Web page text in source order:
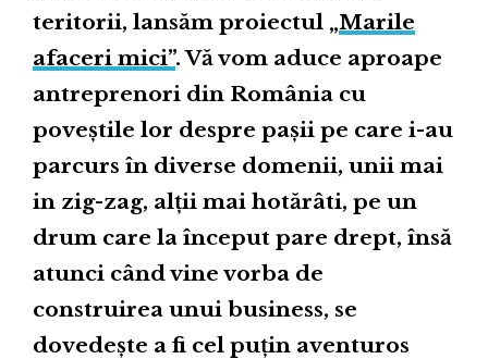
teritorii, lansăm proiectul „Marile
afaceri mici”. Vă vom aduce aproape
antreprenori din România cu
poveștile lor despre pașii pe care i-au
parcurs în diverse domenii, unii mai
in zig-zag, alții mai hotărâti, pe un
drum care la început pare drept, însă
atunci când vine vorba de
construirea unui business, se
dovedește a fi cel puțin aventuros